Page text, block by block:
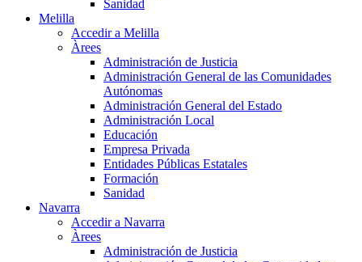
Sanidad
Melilla
Accedir a Melilla
Àrees
Administración de Justicia
Administración General de las Comunidades
Autónomas
Administración General del Estado
Administración Local
Educación
Empresa Privada
Entidades Públicas Estatales
Formación
Sanidad
Navarra
Accedir a Navarra
Àrees
Administración de Justicia